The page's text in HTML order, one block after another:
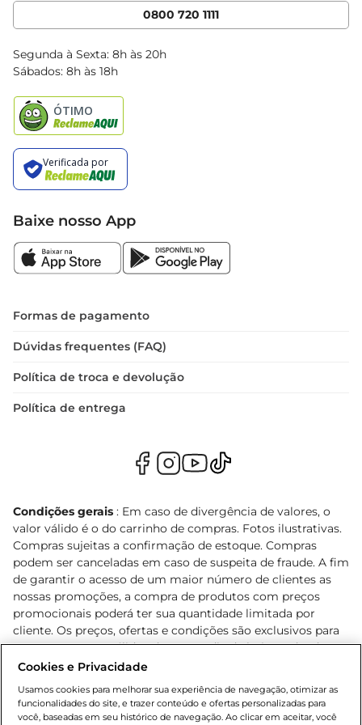
Cencosud Media
Clube Bretas
Blog Bretas
Black Friday
0800 720 1111
Segunda à Sexta: 8h às 20h
Sábados: 8h às 18h
Baixe nosso App
Formas de pagamento
Dúvidas frequentes (FAQ)
Política de troca e devolução
Política de entrega
Condições gerais : Em caso de divergência de valores, o
valor válido é o do carrinho de compras. Fotos ilustrativas.
Compras sujeitas a confirmação de estoque. Compras
podem ser canceladas em caso de suspeita de fraude. A fim
de garantir o acesso de um maior número de clientes as
nossas promoções, a compra de produtos com preços
promocionais poderá ter sua quantidade limitada por
cliente. Os preços, ofertas e condições são exclusivos para
o e-commerce e válidos durante o dia de hoje, podendo
sofrer alterações sem prévia notificação. Proibida a venda
Lei n.º 8069/90, art. 81, inciso II (Estatuto da Criança e do
Adolescente). Preços e condições exclusivos para o
Cookies e Privacidade
Usamos cookies para melhorar sua experiência de navegação, otimizar as
funcionalidades do site, e trazer conteúdo e ofertas personalizadas para
você, baseadas em seu histórico de navegação. Ao clicar em aceitar, você